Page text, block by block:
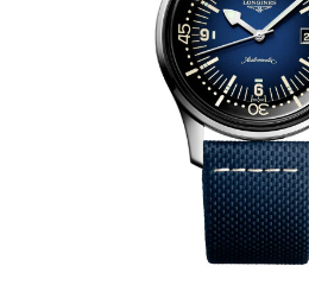
malowanych indeksów i cyfr arabskich.
Super-LumiNova® wskazówki zdają się
zapewniając czytelność w każdych
nadgarstku za sprawą plecionej
siatka subtelnie odbija światło i nadaje
Okrągła koperta o średnicy 42 mm,
nosi klasyczny, nurkowy charakter. Jej
koronki - jedna służąca do ustawiania
wewnętrznego, obrotowego pierścienia